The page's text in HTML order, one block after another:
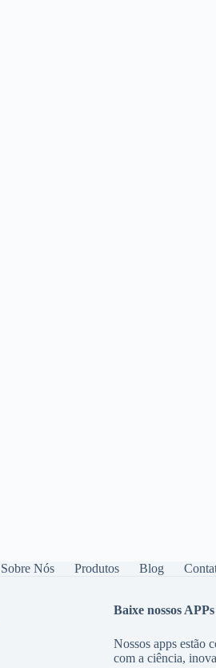
Sobre Nós Produtos Blog
Baixe nossos APPs
Nossos apps estão
com a ciência,